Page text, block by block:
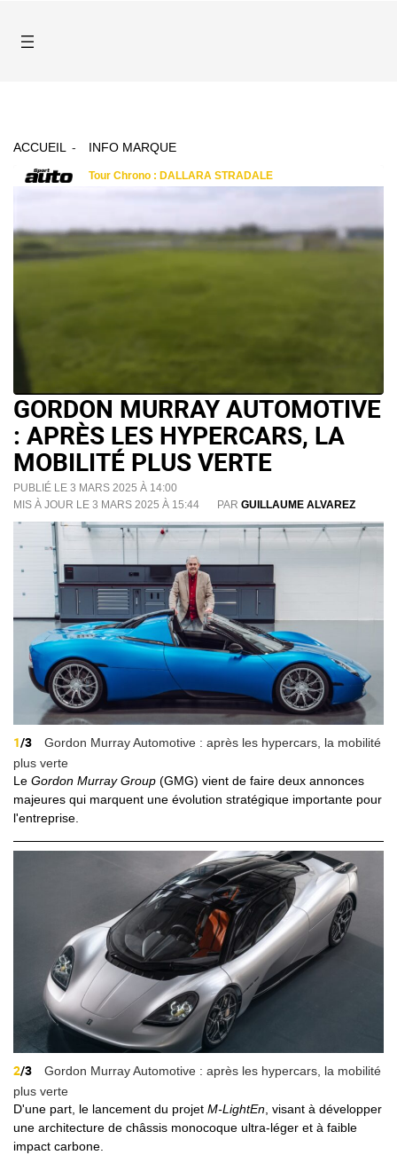
ACCUEIL INFO MARQUE
GORDON MURRAY AUTOMOTIVE
: APRÈS LES HYPERCARS, LA
MOBILITÉ PLUS VERTE
PUBLIÉ LE 3 MARS 2025 À 14:00
MIS À JOUR LE 3 MARS 2025 À 15:44
PAR GUILLAUME ALVAREZ
1/3
Gordon Murray Automotive : après les hypercars, la mobilité
plus verte
Le Gordon Murray Group (GMG) vient de faire deux annonces
majeures qui marquent une évolution stratégique importante pour
l'entreprise.
2/3
Gordon Murray Automotive : après les hypercars, la mobilité
plus verte
D'une part, le lancement du projet M-LightEn , visant à développer
une architecture de châssis monocoque ultra-léger et à faible
impact carbone.